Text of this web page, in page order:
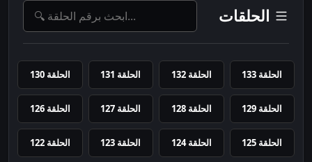
الحلقات
الحلقة 133 الحلقة 132 الحلقة 131 الحلقة 130
الحلقة 129 الحلقة 128 الحلقة 127 الحلقة 126
الحلقة 125 الحلقة 124 الحلقة 123 الحلقة 122